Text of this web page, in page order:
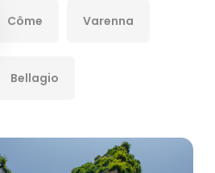
Côme Varenna
Bellagio